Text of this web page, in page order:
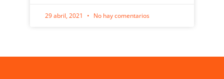
29 abril, 2021 No hay comentarios